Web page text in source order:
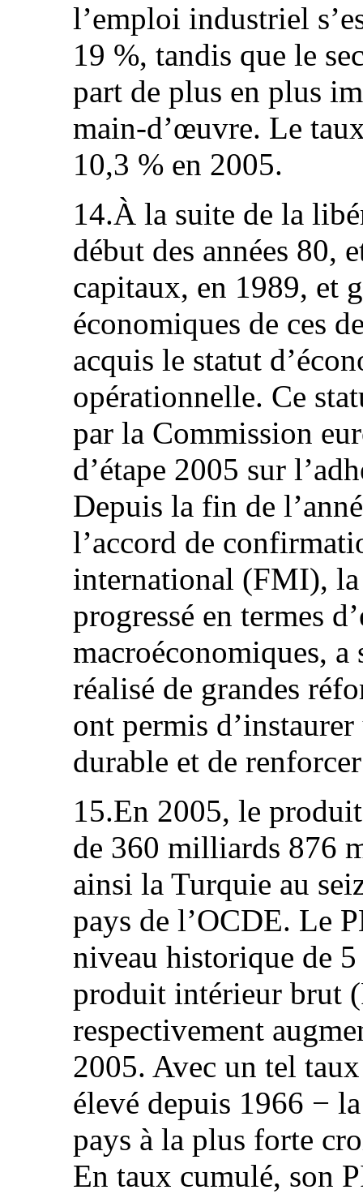
l’emploi industriel
19 %, tandis que le
part de plus en plus
main‑d’œuvre. Le
10,3 % en 2005.
14.À la suite de la
début des années 80,
capitaux, en 1989, et
économiques de ces
acquis le statut
opérationnelle. Ce
par la Commission
d’étape 2005 sur
Depuis la fin de
l’accord de
international (FMI), la
progressé en termes
macroéconomiques,
réalisé de grandes
ont permis
durable et de
15.En 2005, le
de 360 milliards 876
ainsi la Turquie au
pays de l’OCDE. Le
niveau historique de
produit intérieur brut
respectivement
2005. Avec un tel
élevé depuis 1966 −
pays à la plus forte
En taux cumulé, son